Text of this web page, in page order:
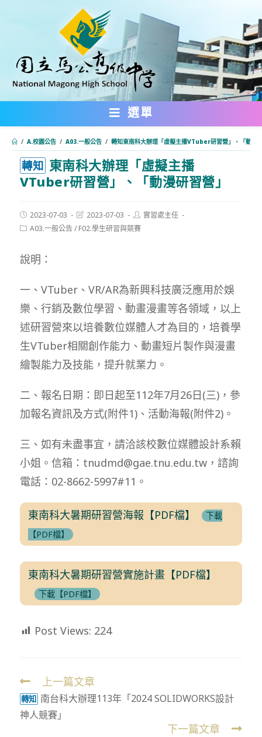
內
選單
/ A.校園公告 / A03.一般公告 / 轉知東南科大辦理「虛擬主播VTuber研習營」、「動漫
轉知 東南科大辦理「虛擬主播
VTuber研習營」、「動漫研習營」
Post
published:
2023-07-03
Post
modified:
2023-07-03
Post
author:
實習處主任
PostA03.一般公告/ F02.學生研習與競賽
說明：
一、VTuber、VR/AR為新興科技廣泛應用於娛
樂、行銷及數位學習、動畫漫畫等各領域，以上
述研習營來以培養數位媒體人才為目的，培養學
生VTuber相關創作能力、動畫短片製作與漫畫
繪製能力及技能，提升就業力。
二、報名日期：即日起至112年7月26日(三)，參
加報名資訊及方式(附件1)、活動海報(附件2)。
三、如有未盡事宜，請洽該校數位媒體設計系賴
小姐。信箱：tnudmd@gae.tnu.edu.tw，諮詢
電話：02-8662-5997#11。
東南科大暑期研習營海報【PDF檔】
下載
【PDF檔】
東南科大暑期研習營實施計畫【PDF檔】
下載【PDF檔】
Post Views: 224
Read
more
articles
上一篇文章
轉知 南台科大辦理113年「2024 SOLIDWORKS設計
神人競賽」
下一篇文章